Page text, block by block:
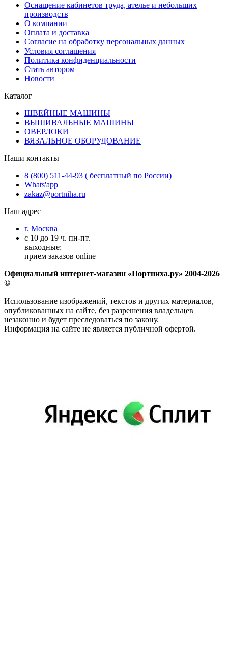
Оснащение кабинетов труда, ателье и небольших
производств
О компании
Оплата и доставка
Согласие на обработку персональных данных
Условия соглашения
Политика конфиденциальности
Стать автором
Новости
Каталог
ШВЕЙНЫЕ МАШИНЫ
ВЫШИВАЛЬНЫЕ МАШИНЫ
ОВЕРЛОКИ
ВЯЗАЛЬНОЕ ОБОРУДОВАНИЕ
Наши контакты
8 (800) 511-44-93 ( бесплатный по России)
Whats'app
zakaz@portniha.ru
Наш адрес
г. Москва
с 10 до 19 ч. пн-пт.
выходные:
прием заказов online
Официальный интернет-магазин «Портниха.ру» 2004-2026
©
Использование изображений, текстов и других материалов,
опубликованных на сайте, без разрешения владельцев
незаконно и будет преследоваться по закону.
Информация на сайте не является публичной офертой.